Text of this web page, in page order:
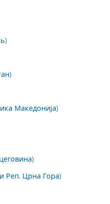
Македонија)
Реп. Црна Гора)